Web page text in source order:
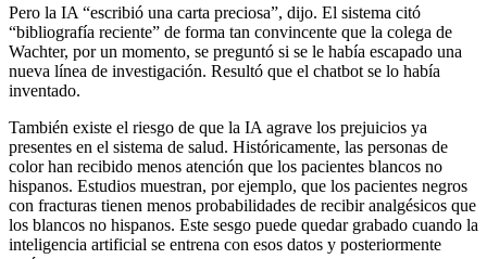
Pero la IA “escribió una carta preciosa”, dijo. El sistema citó
“bibliografía reciente” de forma tan convincente que la colega de
Wachter, por un momento, se preguntó si se le había escapado una
nueva línea de investigación. Resultó que el chatbot se lo había
inventado.
También existe el riesgo de que la IA agrave los prejuicios ya
presentes en el sistema de salud. Históricamente, las personas de
color han recibido menos atención que los pacientes blancos no
hispanos. Estudios muestran, por ejemplo, que los pacientes negros
con fracturas tienen menos probabilidades de recibir analgésicos que
los blancos no hispanos. Este sesgo puede quedar grabado cuando la
inteligencia artificial se entrena con esos datos y posteriormente